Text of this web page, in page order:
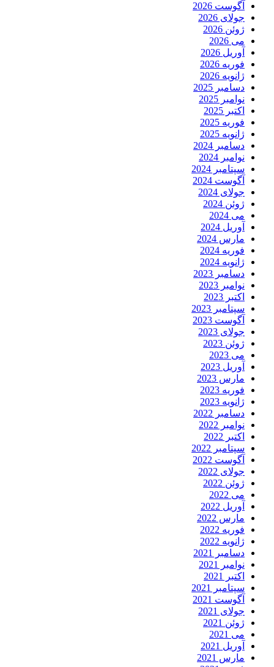
آگوست 2026
جولای 2026
ژوئن 2026
می 2026
آوریل 2026
فوریه 2026
ژانویه 2026
دسامبر 2025
نوامبر 2025
اکتبر 2025
فوریه 2025
ژانویه 2025
دسامبر 2024
نوامبر 2024
سپتامبر 2024
آگوست 2024
جولای 2024
ژوئن 2024
می 2024
آوریل 2024
مارس 2024
فوریه 2024
ژانویه 2024
دسامبر 2023
نوامبر 2023
اکتبر 2023
سپتامبر 2023
آگوست 2023
جولای 2023
ژوئن 2023
می 2023
آوریل 2023
مارس 2023
فوریه 2023
ژانویه 2023
دسامبر 2022
نوامبر 2022
اکتبر 2022
سپتامبر 2022
آگوست 2022
جولای 2022
ژوئن 2022
می 2022
آوریل 2022
مارس 2022
فوریه 2022
ژانویه 2022
دسامبر 2021
نوامبر 2021
اکتبر 2021
سپتامبر 2021
آگوست 2021
جولای 2021
ژوئن 2021
می 2021
آوریل 2021
مارس 2021